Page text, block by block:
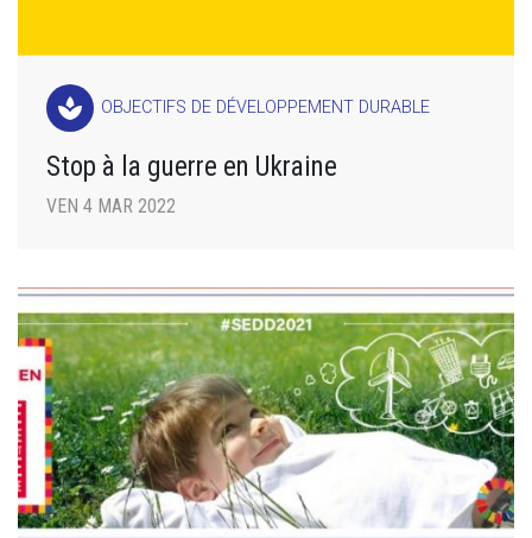
spa OBJECTIFS DE DÉVELOPPEMENT DURABLE
Stop à la guerre en Ukraine
VEN 4 MAR 2022